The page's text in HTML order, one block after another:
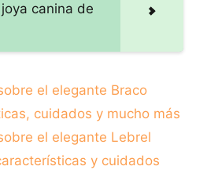
canina de
el elegante Braco
cuidados y mucho más
el elegante Lebrel
y cuidados